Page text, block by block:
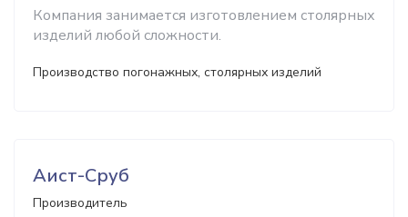
Компания занимается изготовлением столярных
изделий любой сложности.
Производство погонажных, столярных изделий
Аист-Cруб
Производитель